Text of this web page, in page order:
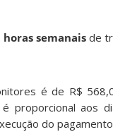
horas semanais de
é de R$
proporcional aos
do